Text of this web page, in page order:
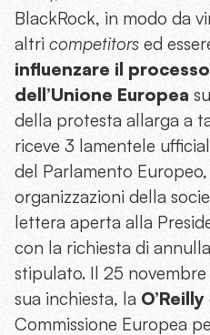
BlackRock, in modo da
altri competitors ed
influenzare il
dell’Unione Europea
della protesta allarga a
riceve 3 lamentele
del Parlamento
organizzazioni della
lettera aperta alla
con la richiesta di
stipulato. Il 25
sua inchiesta, la O’Reilly
Commissione Europea